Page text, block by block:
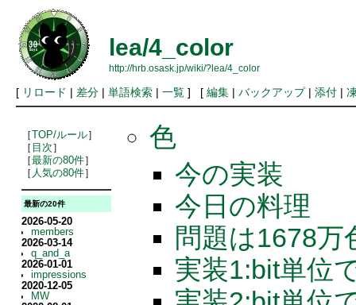
lea/4_color
http://hrb.osask.jp/wiki/?lea/4_color
[ リロード | 差分| 単語検索| 一覧] [ 編集| バックアップ| 添付|
［TOP/ルール］
［ 目次 ］
［最新の80件］
［ 人気の80件］
最新の20件
2026-05-20
members
2026-03-14
q_and_a
2026-01-01
impressions
2020-12-05
MW
色
今の実装
今日の料理
問題は1678
実装1:bit単位